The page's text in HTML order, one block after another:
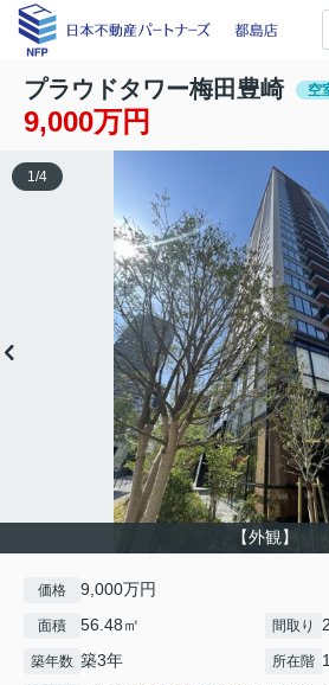
プラウドタワー梅田豊崎 空
9,000万円
【外観】
1/4
価格 9,000万円
面積 56.48㎡ 間取り
築年数 築3年 所在階